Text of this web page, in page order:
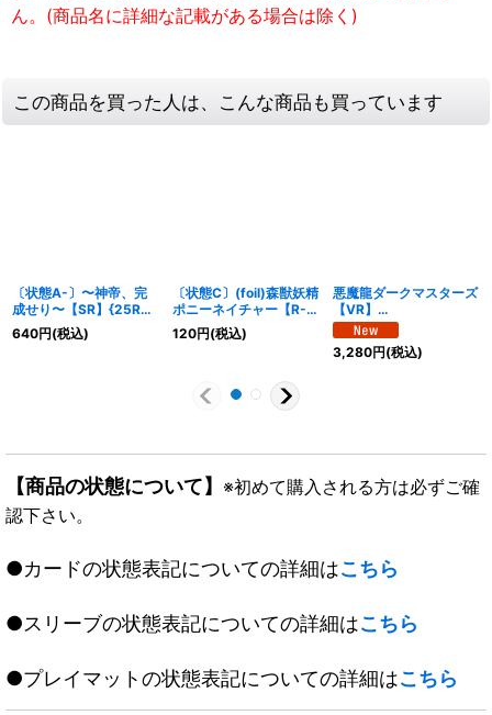
ん。(商品名に詳細な記載がある場合は除く)
この商品を買った人は、こんな商品も買っています
〔状態A-〕〜神帝、完
成せり〜【SR】{25RP3
秘3/秘24}《水》
640円(税込)
〔状態C〕(foil)森獣妖精
ポニーネイチャー【R-
foil】
{DM3018/55/Y7(H.C)}
120円(税込)
悪魔龍ダークマスターズ
【VR】
{26EX3DCR14/DCR15
}《闇》
3,280円(税込)
【商品の状態について】 ※初めて購入される方は必ずご確
認下さい。
●カードの状態表記についての詳細はこちら
●スリーブの状態表記についての詳細はこちら
●プレイマットの状態表記についての詳細はこちら